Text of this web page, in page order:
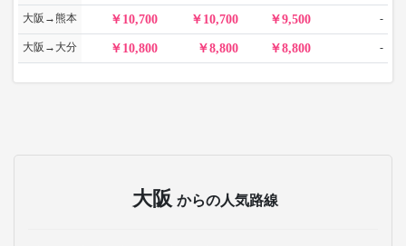
大阪→熊本 10,700 10,700 9,500 -
大阪→大分 10,800 8,800 8,800 -
大阪 からの人気路線